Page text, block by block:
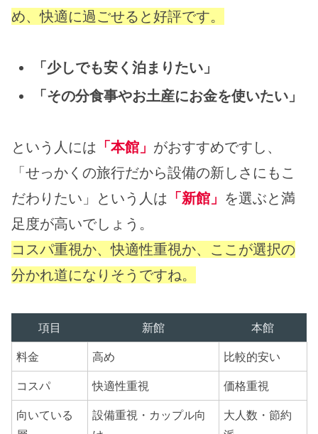
め、快適に過ごせると好評です。
「少しでも安く泊まりたい」
「その分食事やお土産にお金を使いたい」
という人には 「本館」 がおすすめですし、
「せっかくの旅行だから設備の新しさにもこ
だわりたい」という人は 「新館」 を選ぶと満
足度が高いでしょう。
コスパ重視か、快適性重視か、ここが選択の
分かれ道になりそうですね。
項目 新館 本館
料金 高め 比較的安い
コスパ 快適性重視 価格重視
向いている
設備重視・カップル向
大人数・節約